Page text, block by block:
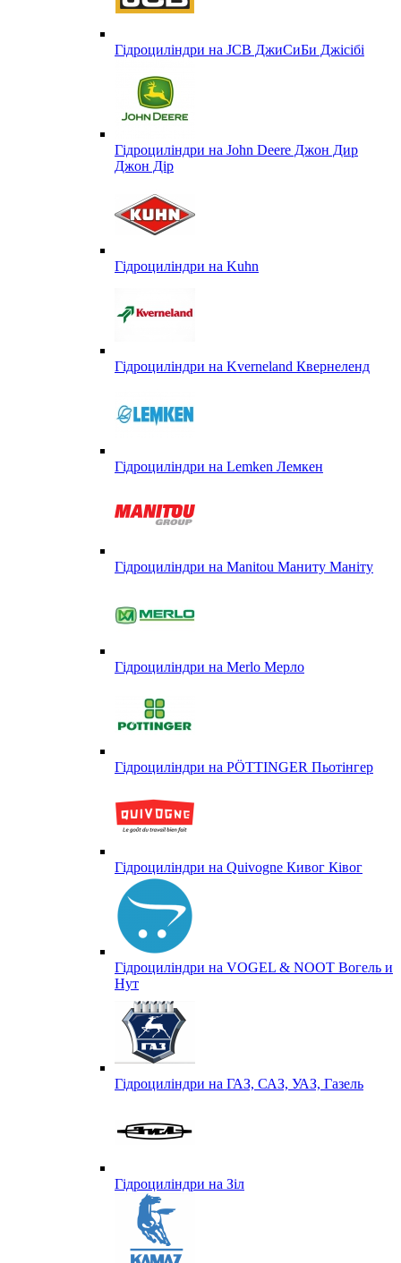
Гідроциліндри на JCB ДжиСиБи Джісібі
Гідроциліндри на John Deere Джон Дир
Джон Дір
Гідроциліндри на Kuhn
Гідроциліндри на Kverneland Квернеленд
Гідроциліндри на Lemken Лемкен
Гідроциліндри на Manitou Маниту Маніту
Гідроциліндри на Merlo Мерло
Гідроциліндри на PÖTTINGER Пьотінгер
Гідроциліндри на Quivogne Кивог Ківог
Гідроциліндри на VOGEL & NOOT Вогель и
Нут
Гідроциліндри на ГАЗ, САЗ, УАЗ, Газель
Гідроциліндри на Зіл